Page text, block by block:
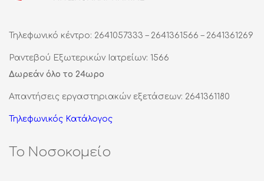
Τηλεφωνικό κέντρο: 2641057333 – 2641361566 – 2641361269
Ραντεβού Εξωτερικών Ιατρείων: 1566
Δωρεάν όλο το 24ωρο
Απαντήσεις εργαστηριακών εξετάσεων: 2641361180
Τηλεφωνικός Κατάλογος
Το Νοσοκομείο